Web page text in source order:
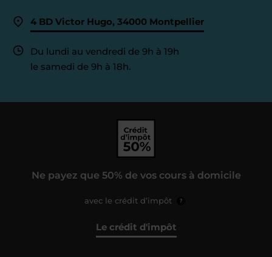
4 BD Victor Hugo, 34000 Montpellier
Du lundi au vendredi de 9h à 19h
le samedi de 9h à 18h.
Ne payez que 50% de vos cours à domicile
avec le crédit d’impôt ?
Le crédit d'impôt